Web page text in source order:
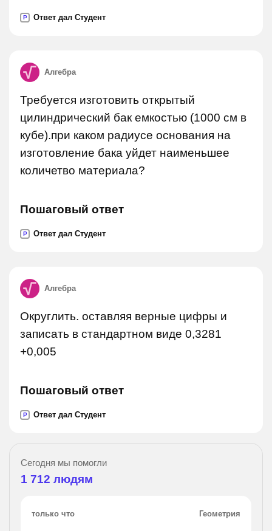
P Ответ дал Студент
Алгебра
Требуется изготовить открытый
цилиндрический бак емкостью (1000 см в
кубе).при каком радиусе основания на
изготовление бака уйдет наименьшее
количетво материала?
Пошаговый ответ
P Ответ дал Студент
Алгебра
Округлить. оставляя верные цифры и
записать в стандартном виде 0,3281
+0,005
Пошаговый ответ
P Ответ дал Студент
Сегодня мы помогли
1 712 людям
только что Геометрия